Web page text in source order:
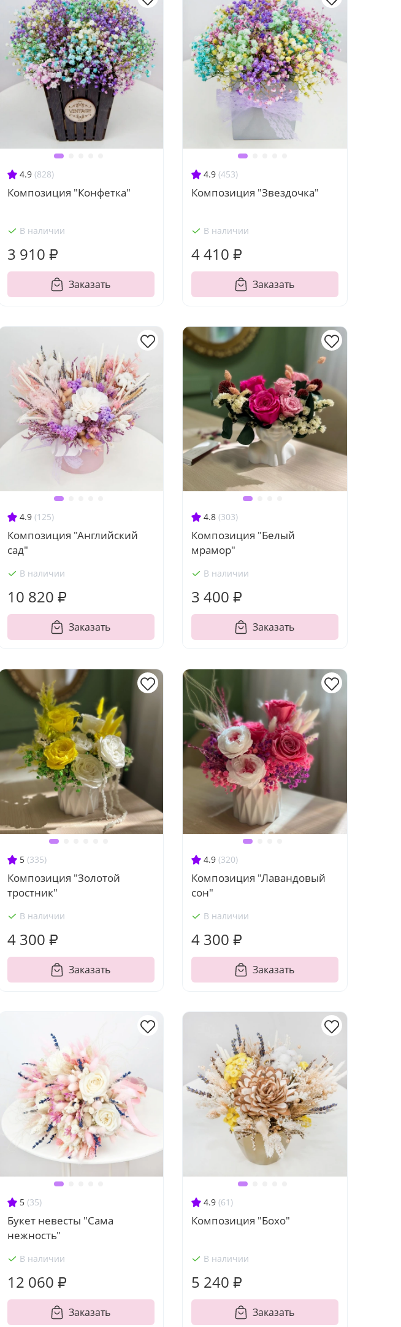
4.9 (828)
Композиция "Конфетка"
В наличии
3 910 ₽
Заказать
4.9 (453)
Композиция "Звездочка"
В наличии
4 410 ₽
Заказать
4.9 (125)
Композиция "Английский
сад"
В наличии
10 820 ₽
Заказать
4.8 (303)
Композиция "Белый
мрамор"
В наличии
3 400 ₽
Заказать
5 (335)
Композиция "Золотой
тростник"
В наличии
4 300 ₽
Заказать
4.9 (320)
Композиция "Лавандовый
сон"
В наличии
4 300 ₽
Заказать
5 (35)
Букет невесты "Сама
нежность"
В наличии
12 060 ₽
Заказать
4.9 (61)
Композиция "Бохо"
В наличии
5 240 ₽
Заказать